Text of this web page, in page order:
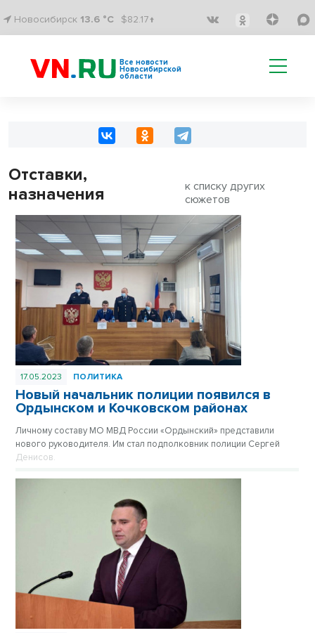
Новосибирск 13.6 °C $82.17↑
Все новости
Новосибирской
области
Отставки,
назначения
к списку других
сюжетов
17.05.2023 ПОЛИТИКА
Новый начальник полиции появился в
Ордынском и Кочковском районах
Личному составу МО МВД России «Ордынский» представили
нового руководителя. Им стал подполковник полиции Сергей
Денисов.